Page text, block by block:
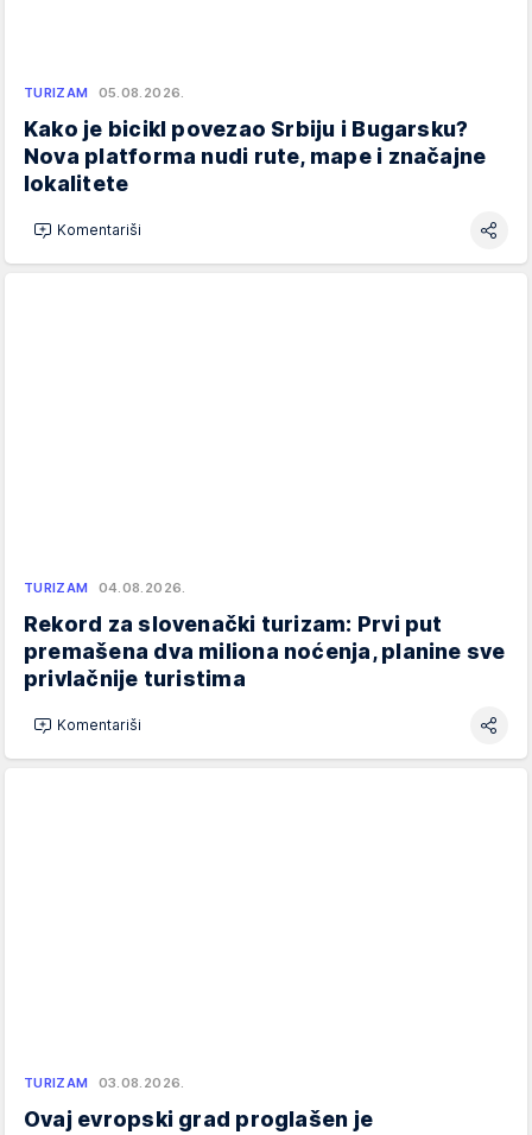
TURIZAM 05.08.2026.
Kako je bicikl povezao Srbiju i Bugarsku?
Nova platforma nudi rute, mape i značajne
lokalitete
Komentariši
TURIZAM 04.08.2026.
Rekord za slovenački turizam: Prvi put
premašena dva miliona noćenja, planine sve
privlačnije turistima
Komentariši
TURIZAM 03.08.2026.
Ovaj evropski grad proglašen je